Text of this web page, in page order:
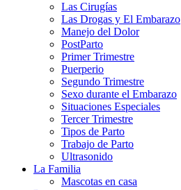
Las Cirugías
Las Drogas y El Embarazo
Manejo del Dolor
PostParto
Primer Trimestre
Puerperio
Segundo Trimestre
Sexo durante el Embarazo
Situaciones Especiales
Tercer Trimestre
Tipos de Parto
Trabajo de Parto
Ultrasonido
La Familia
Mascotas en casa